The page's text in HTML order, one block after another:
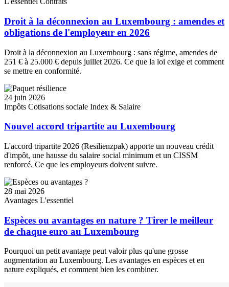
Droit à la déconnexion au Luxembourg : amendes et
obligations de l'employeur en 2026
Droit à la déconnexion au Luxembourg : sans régime, amendes de
251 € à 25.000 € depuis juillet 2026. Ce que la loi exige et comment
se mettre en conformité.
24 juin 2026
Impôts Cotisations sociale Index & Salaire
Nouvel accord tripartite au Luxembourg
L'accord tripartite 2026 (Resilienzpak) apporte un nouveau crédit
d'impôt, une hausse du salaire social minimum et un CISSM
renforcé. Ce que les employeurs doivent suivre.
28 mai 2026
Avantages L'essentiel
Espèces ou avantages en nature ? Tirer le meilleur
de chaque euro au Luxembourg
Pourquoi un petit avantage peut valoir plus qu'une grosse
augmentation au Luxembourg. Les avantages en espèces et en
nature expliqués, et comment bien les combiner.